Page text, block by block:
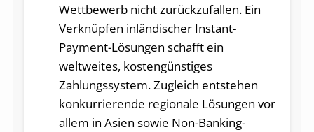
Wettbewerb nicht zurückzufallen. Ein
Verknüpfen inländischer Instant-
Payment-Lösungen schafft ein
weltweites, kostengünstiges
Zahlungssystem. Zugleich entstehen
konkurrierende regionale Lösungen vor
allem in Asien sowie Non-Banking-